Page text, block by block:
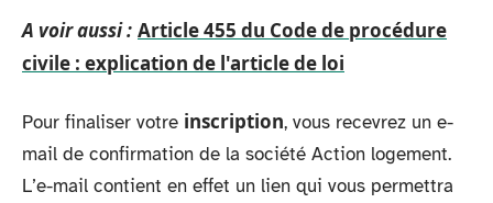
A voir aussi : Article 455 du Code de procédure
civile : explication de l'article de loi
Pour finaliser votre inscription, vous recevrez un e-
mail de confirmation de la société Action logement.
L’e-mail contient en effet un lien qui vous permettra